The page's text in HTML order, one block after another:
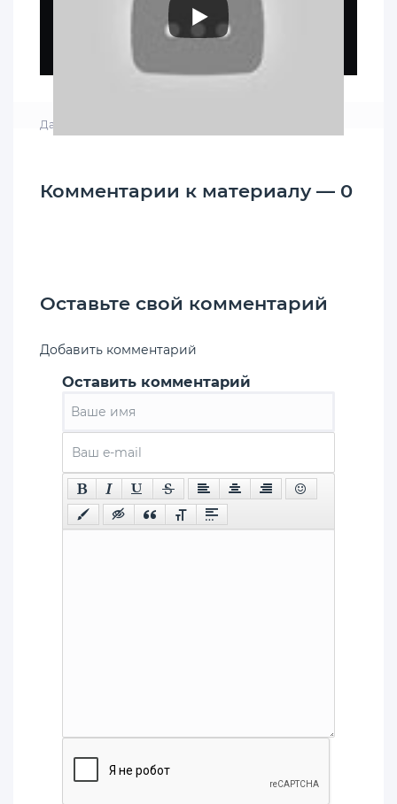
Дата: 20-09-2020, 10:45
Комментарии к материалу — 0
Оставьте свой комментарий
Добавить комментарий
Оставить комментарий